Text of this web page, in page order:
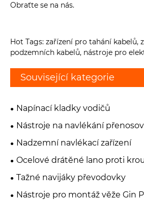
Obraťte se na nás.
Hot Tags: zařízení pro tahání kabelů,
podzemních kabelů, nástroje pro
Související kategorie
Napínací kladky vodičů
Nástroje na navlékání
Nadzemní navlékací zařízení
Ocelové drátěné lano proti
Tažné navijáky převodovky
Nástroje pro montáž věže Gin